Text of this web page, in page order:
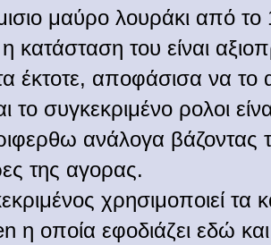
μαύρο λουράκι από
κατάσταση του είναι
έκτοτε, αποφάσισα να
το συγκεκριμένο ρολοι
ανάλογα βάζοντας
της αγορας.
χρησιμοποιεί τα
η οποία εφοδιάζει εδώ